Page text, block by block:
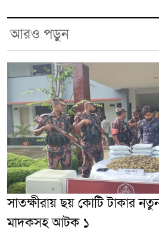
আরও পড়ুন
সাতক্ষীরায় ছয় কোটি টাকার
মাদকসহ আটক ১